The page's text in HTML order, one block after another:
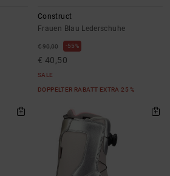
Construct
Frauen Blau Lederschuhe
€ 90,00 55%
€ 40,50
SALE
DOPPELTER RABATT EXTRA 25 %